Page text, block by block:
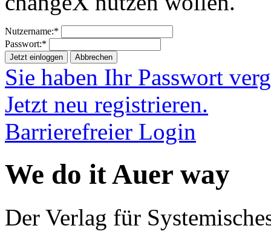
Nutzername:*
Passwort:*
Jetzt einloggen Abbrechen
Sie haben Ihr Passwort
Jetzt neu registrieren.
Barrierefreier Login
We do it Auer way
Der Verlag für